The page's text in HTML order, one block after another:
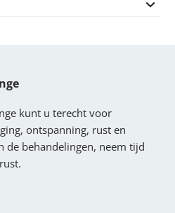
kunt u terecht voor
ontspanning, rust en
de behandelingen, neem tijd